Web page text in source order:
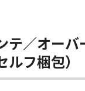
テ／オー
フ梱包）